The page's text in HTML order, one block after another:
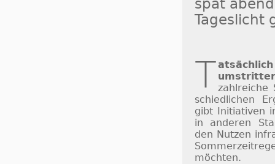
spät
Ta­ges­licht
T
schied­li­chen
gibt Ini­ti­a­ti­ven
in an­de­ren
den Nut­zen
möch­ten.